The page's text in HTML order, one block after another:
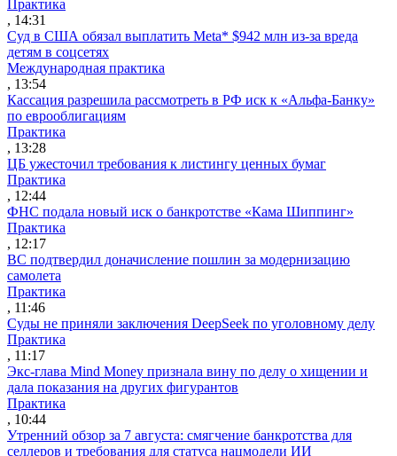
Практика
, 14:31
Суд в США обязал выплатить Meta* $942 млн из-за вреда
детям в соцсетях
Международная практика
, 13:54
Кассация разрешила рассмотреть в РФ иск к «Альфа-Банку»
по еврооблигациям
Практика
, 13:28
ЦБ ужесточил требования к листингу ценных бумаг
Практика
, 12:44
ФНС подала новый иск о банкротстве «Кама Шиппинг»
Практика
, 12:17
ВС подтвердил доначисление пошлин за модернизацию
самолета
Практика
, 11:46
Суды не приняли заключения DeepSeek по уголовному делу
Практика
, 11:17
Экс-глава Mind Money признала вину по делу о хищении и
дала показания на других фигурантов
Практика
, 10:44
Утренний обзор за 7 августа: смягчение банкротства для
селлеров и требования для статуса нацмодели ИИ